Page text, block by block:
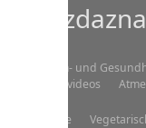
Atem- und
Praxisvideos
Rezepte